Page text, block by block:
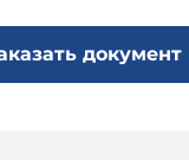
документ